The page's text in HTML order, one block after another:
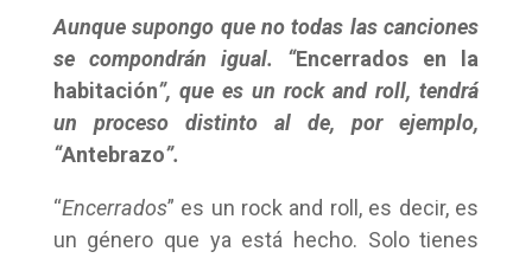
Aunque supongo que no todas las canciones
se compondrán igual. “Encerrados en la
habitación”, que es un rock and roll, tendrá
un proceso distinto al de, por ejemplo,
“Antebrazo”.
“Encerrados” es un rock and roll, es decir, es
un género que ya está hecho. Solo tienes